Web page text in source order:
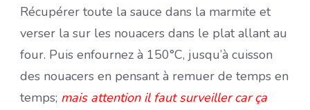
Récupérer toute la sauce dans la marmite et
verser la sur les nouacers dans le plat allant au
four. Puis enfournez à 150°C, jusqu’à cuisson
des nouacers en pensant à remuer de temps en
temps; mais attention il faut surveiller car ça